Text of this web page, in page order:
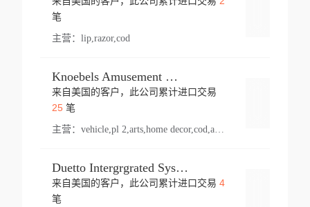
笔
主营： lip,razor,cod
Knoebels Amusement Resort
来自美国的客户，此公司累计进口交易
25笔
主营： vehicle,pl 2,arts,home decor,cod,amusement ride,sea
Duetto Intergrgrated Systems Inc.
来自美国的客户，此公司累计进口交易 4
笔